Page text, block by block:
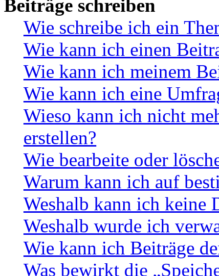
Beiträge schreiben
Wie schreibe ich ein
Wie kann ich einen
Wie kann ich meinem
Wie kann ich eine
Wieso kann ich nicht
erstellen?
Wie bearbeite oder
Warum kann ich auf
Weshalb kann ich keine
Weshalb wurde ich
Wie kann ich Beiträge
Was bewirkt die